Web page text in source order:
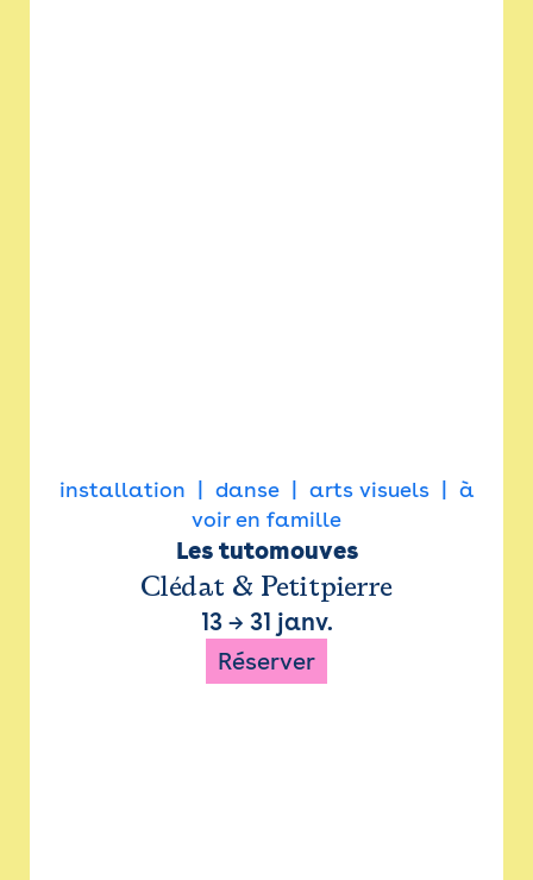
installation danse arts visuels
à
voir en famille
Les tutomouves
Clédat & Petitpierre
13→ 31 janv.
Réserver